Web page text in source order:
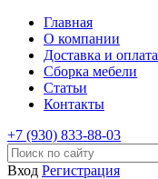
Главная
О компании
Доставка и оплата
Сборка мебели
Статьи
Контакты
+7 (930) 833-88-03
Вход Регистрация